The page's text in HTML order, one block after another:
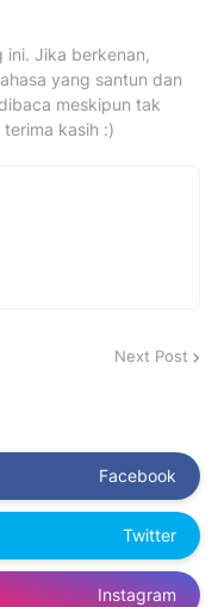
ini. Jika berkenan,
yang santun dan
meskipun tak
kasih :)
Next Post
Facebook
Twitter
Instagram